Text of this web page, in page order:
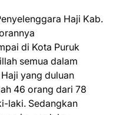
Haji Kab.
di Kota Puruk
semua dalam
yang duluan
46 orang dari 78
laki. Sedangkan